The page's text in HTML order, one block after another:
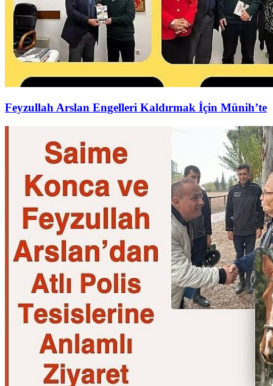
Feyzullah Arslan Engelleri Kaldırmak İçin Münih’te